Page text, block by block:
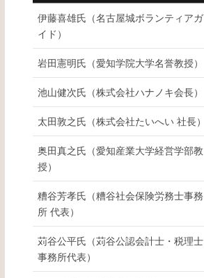
伊藤喜雄氏（名古屋城ボランティアガ
イド）
岩田憲明氏（愛知学院大学名誉教授）
池山健次氏（株式会社ハナノキ会長）
太田敦之氏（株式会社たいへい 社長）
奥田真之氏（愛知産業大学経営学部教
授）
糟谷芳孝氏（糟谷社会保険労務士事務
所 代表）
苅谷公平氏（苅谷公認会計士・税理士
事務所代表）